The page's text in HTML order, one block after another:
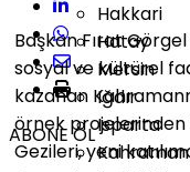
Hakkari
Hatay
Mersin
Iğdır
Isparta
ABONE OL
Başkan Fırat
sosyal ve kültürel
kazanan
örnek projelerinden
Gezileri, yeni